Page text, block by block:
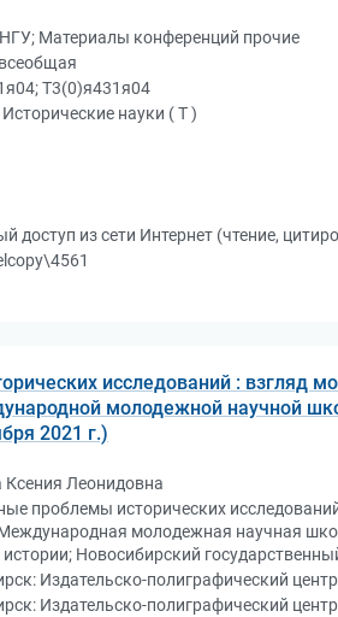
Материалы конференций прочие
Т3(0)я431я04
науки ( Т )
доступ из сети Интернет (чтение,
исследований : взгляд
молодежной научной
2021 г.)
Ксения Леонидовна
проблемы исторических
молодежная научная
истории; Новосибирский
Издательско-полиграфический
Издательско-полиграфический